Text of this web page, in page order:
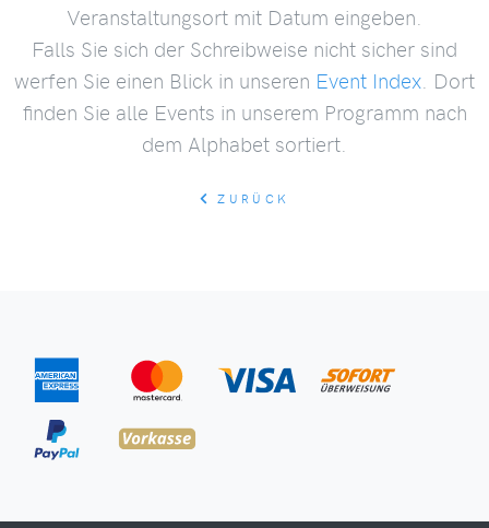
Veranstaltungsort mit Datum eingeben.
Falls Sie sich der Schreibweise nicht sicher sind
werfen Sie einen Blick in unseren Event Index . Dort
finden Sie alle Events in unserem Programm nach
dem Alphabet sortiert.
ZURÜCK